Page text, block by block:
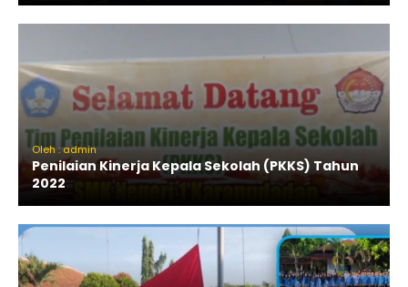
Oleh : admin
Penilaian Kinerja Kepala Sekolah (PKKS) Tahun
2022